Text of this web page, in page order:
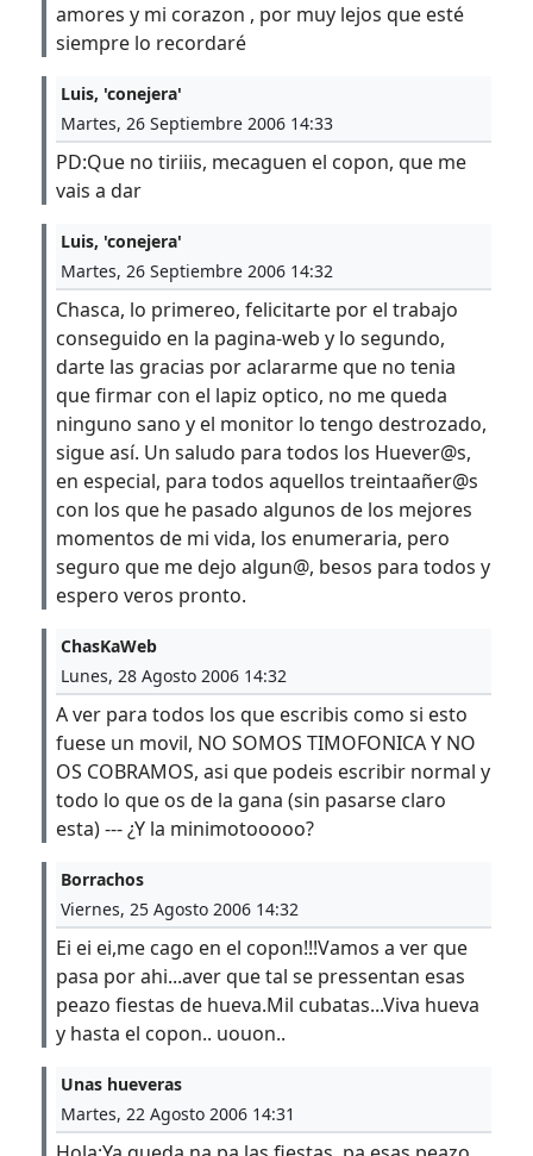
amores y mi corazon , por muy lejos que esté
siempre lo recordaré
Luis, 'conejera'
Martes, 26 Septiembre 2006 14:33
PD:Que no tiriiis, mecaguen el copon, que me
vais a dar
Luis, 'conejera'
Martes, 26 Septiembre 2006 14:32
Chasca, lo primereo, felicitarte por el trabajo
conseguido en la pagina-web y lo segundo,
darte las gracias por aclararme que no tenia
que firmar con el lapiz optico, no me queda
ninguno sano y el monitor lo tengo destrozado,
sigue así. Un saludo para todos los Huever@s,
en especial, para todos aquellos treintaañer@s
con los que he pasado algunos de los mejores
momentos de mi vida, los enumeraria, pero
seguro que me dejo algun@, besos para todos y
espero veros pronto.
ChasKaWeb
Lunes, 28 Agosto 2006 14:32
A ver para todos los que escribis como si esto
fuese un movil, NO SOMOS TIMOFONICA Y NO
OS COBRAMOS, asi que podeis escribir normal y
todo lo que os de la gana (sin pasarse claro
esta) --- ¿Y la minimotooooo?
Borrachos
Viernes, 25 Agosto 2006 14:32
Ei ei ei,me cago en el copon!!!Vamos a ver que
pasa por ahi...aver que tal se pressentan esas
peazo fiestas de hueva.Mil cubatas...Viva hueva
y hasta el copon.. uouon..
Unas hueveras
Martes, 22 Agosto 2006 14:31